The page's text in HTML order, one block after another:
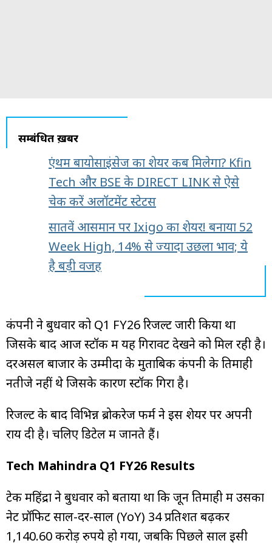
सम्बंधित ख़बरें
एंथम बायोसाइंसेज का शेयर कब मिलेगा? Kfin
Tech और BSE के DIRECT LINK से ऐसे
चेक करें अलॉटमेंट स्टेटस
सातवें आसमान पर Ixigo का शेयर! बनाया 52
Week High, 14% से ज्यादा उछला भाव; ये
है बड़ी वजह
कंपनी ने बुधवार को Q1 FY26 रिजल्ट जारी किया था
जिसके बाद आज स्टॉक में यह गिरावट देखने को मिल रही है।
दरअसल बाजार के उम्मीदों के मुताबिक कंपनी के तिमाही
नतीजे नहीं थे जिसके कारण स्टॉक गिरा है।
रिजल्ट के बाद विभिन्न ब्रोकरेज फर्म ने इस शेयर पर अपनी
राय दी है। चलिए डिटेल में जानते हैं।
Tech Mahindra Q1 FY26 Results
टेक महिंद्रा ने बुधवार को बताया था कि जून तिमाही में उसका
नेट प्रॉफिट साल-दर-साल (YoY) 34 प्रतिशत बढ़कर
1,140.60 करोड़ रुपये हो गया, जबकि पिछले साल इसी